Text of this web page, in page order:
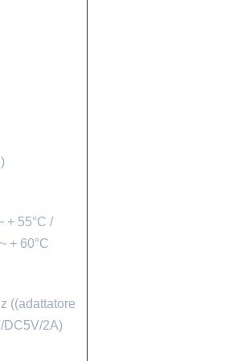
+ 55°C /
+ 60°C
((adattatore
DC5V/2A)